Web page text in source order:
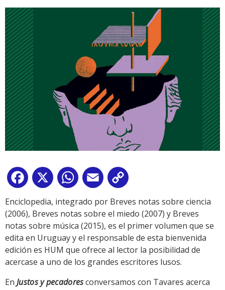
Facebook
X WhatsApp
Email
Link
Enciclopedia, integrado por Breves notas sobre ciencia
(2006), Breves notas sobre el miedo (2007) y Breves
notas sobre música (2015), es el primer volumen que se
edita en Uruguay y el responsable de esta bienvenida
edición es HUM que ofrece al lector la posibilidad de
acercase a uno de los grandes escritores lusos.
En Justos y pecadoresconversamos con Tavares acerca